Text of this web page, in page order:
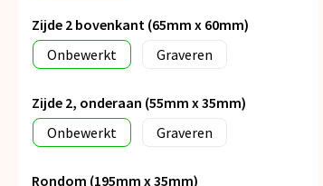
Zijde 2 bovenkant (65mm x 60mm)
Onbewerkt
Graveren
Zijde 2, onderaan (55mm x 35mm)
Onbewerkt
Graveren
Rondom (195mm x 35mm)